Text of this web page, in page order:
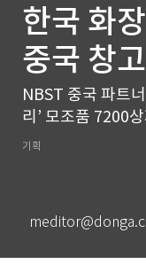
한국 화
중국 창
NBST 중국 파트
리’ 모조품 7200
기획